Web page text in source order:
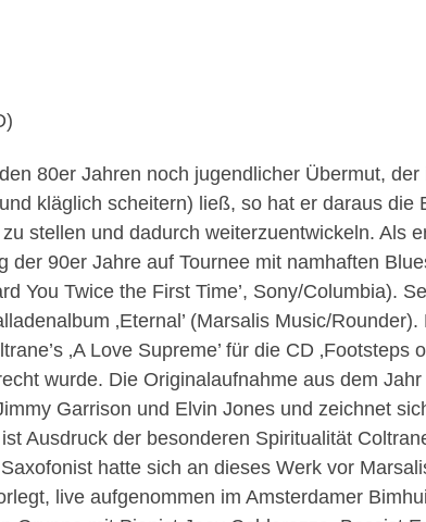
80er Jahren noch jugendlicher Übermut,
kläglich scheitern) ließ, so hat er daraus die
stellen und dadurch weiterzuentwickeln. Als
90er Jahre auf Tournee mit namhaften
You Twice the First Time’, Sony/Columbia).
‚Eternal’ (Marsalis Music/
‚A Love Supreme’ für die CD ‚Footsteps
wurde. Die Originalaufnahme aus dem
Garrison und Elvin Jones und zeichnet
Ausdruck der besonderen Spiritualität
hatte sich an dieses Werk vor
live aufgenommen im Amsterdamer